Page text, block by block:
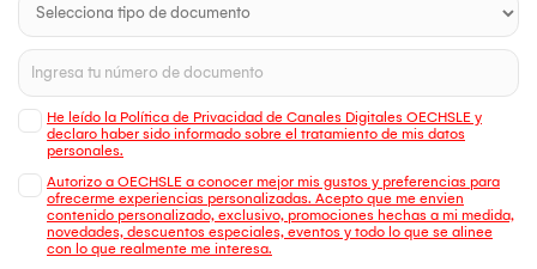
He leído la Política de Privacidad de Canales Digitales OECHSLE y
declaro haber sido informado sobre el tratamiento de mis datos
personales.
Autorizo a OECHSLE a conocer mejor mis gustos y preferencias para
ofrecerme experiencias personalizadas. Acepto que me envien
contenido personalizado, exclusivo, promociones hechas a mi medida,
novedades, descuentos especiales, eventos y todo lo que se alinee
con lo que realmente me interesa.